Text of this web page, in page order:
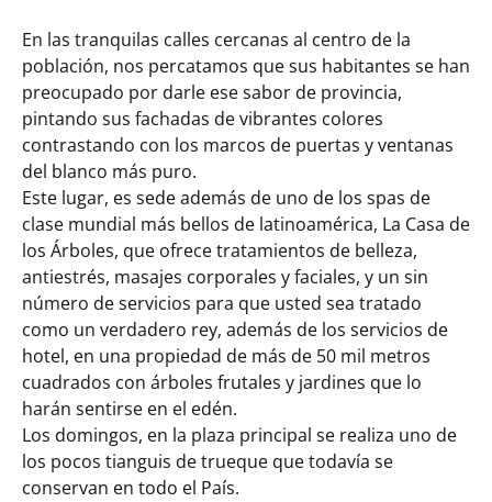
En las tranquilas calles cercanas al centro de la
población, nos percatamos que sus habitantes se han
preocupado por darle ese sabor de provincia,
pintando sus fachadas de vibrantes colores
contrastando con los marcos de puertas y ventanas
del blanco más puro.
Este lugar, es sede además de uno de los spas de
clase mundial más bellos de latinoamérica, La Casa de
los Árboles, que ofrece tratamientos de belleza,
antiestrés, masajes corporales y faciales, y un sin
número de servicios para que usted sea tratado
como un verdadero rey, además de los servicios de
hotel, en una propiedad de más de 50 mil metros
cuadrados con árboles frutales y jardines que lo
harán sentirse en el edén.
Los domingos, en la plaza principal se realiza uno de
los pocos tianguis de trueque que todavía se
conservan en todo el País.